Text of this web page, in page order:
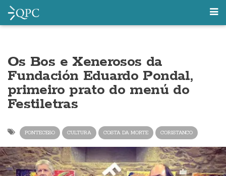
Os Bos e Xenerosos da
Fundación Eduardo Pondal,
primeiro prato do menú do
Festiletras
PONTECESO CULTURA COSTA DA MORTE CORISTANCO